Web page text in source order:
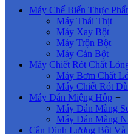
Máy Chế Biến Thực
Máy Thái Thịt
Máy Xay Bột
Máy Trộn Bột
Máy Cán Bột
Máy Chiết Rót Chất
Máy Bơm Chất
Máy Chiết Rót
Máy Dán Miệng Hộp +
Máy Dán Màng
Máy Dán Màng
Cân Định Lượng Bột Và